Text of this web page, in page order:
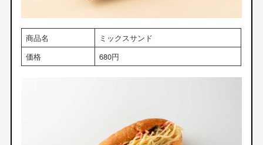
商品名
ミックスサンド
価格
680円